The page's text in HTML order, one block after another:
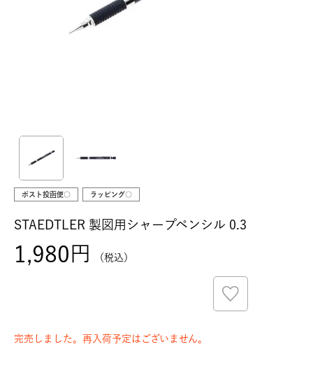
ポスト投函便○ ラッピング○
STAEDTLER 製図用シャープペンシル 0.3
1,980 税込
完売しました。再入荷予定はございません。